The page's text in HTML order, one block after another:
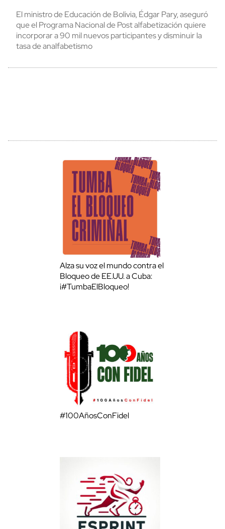
El ministro de Educación de Bolivia, Édgar Pary, aseguró
que el Programa Nacional de Post alfabetización quiere
incorporar a 90 mil nuevos participantes y disminuir la
tasa de analfabetismo
Alza su voz el mundo contra el
Bloqueo de EE.UU. a Cuba:
¡#TumbaElBloqueo!
#100AñosConFidel